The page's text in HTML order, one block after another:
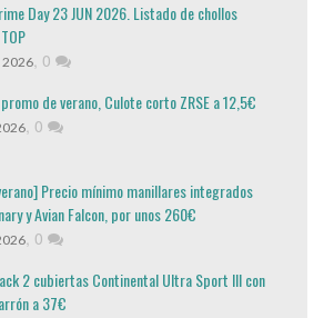
Day 23 JUN 2026. Listado de chollos
2026, 0
de verano, Culote corto ZRSE a 12,5€
, 0
Precio mínimo manillares integrados
y Avian Falcon, por unos 260€
, 0
2 cubiertas Continental Ultra Sport III con
a 37€